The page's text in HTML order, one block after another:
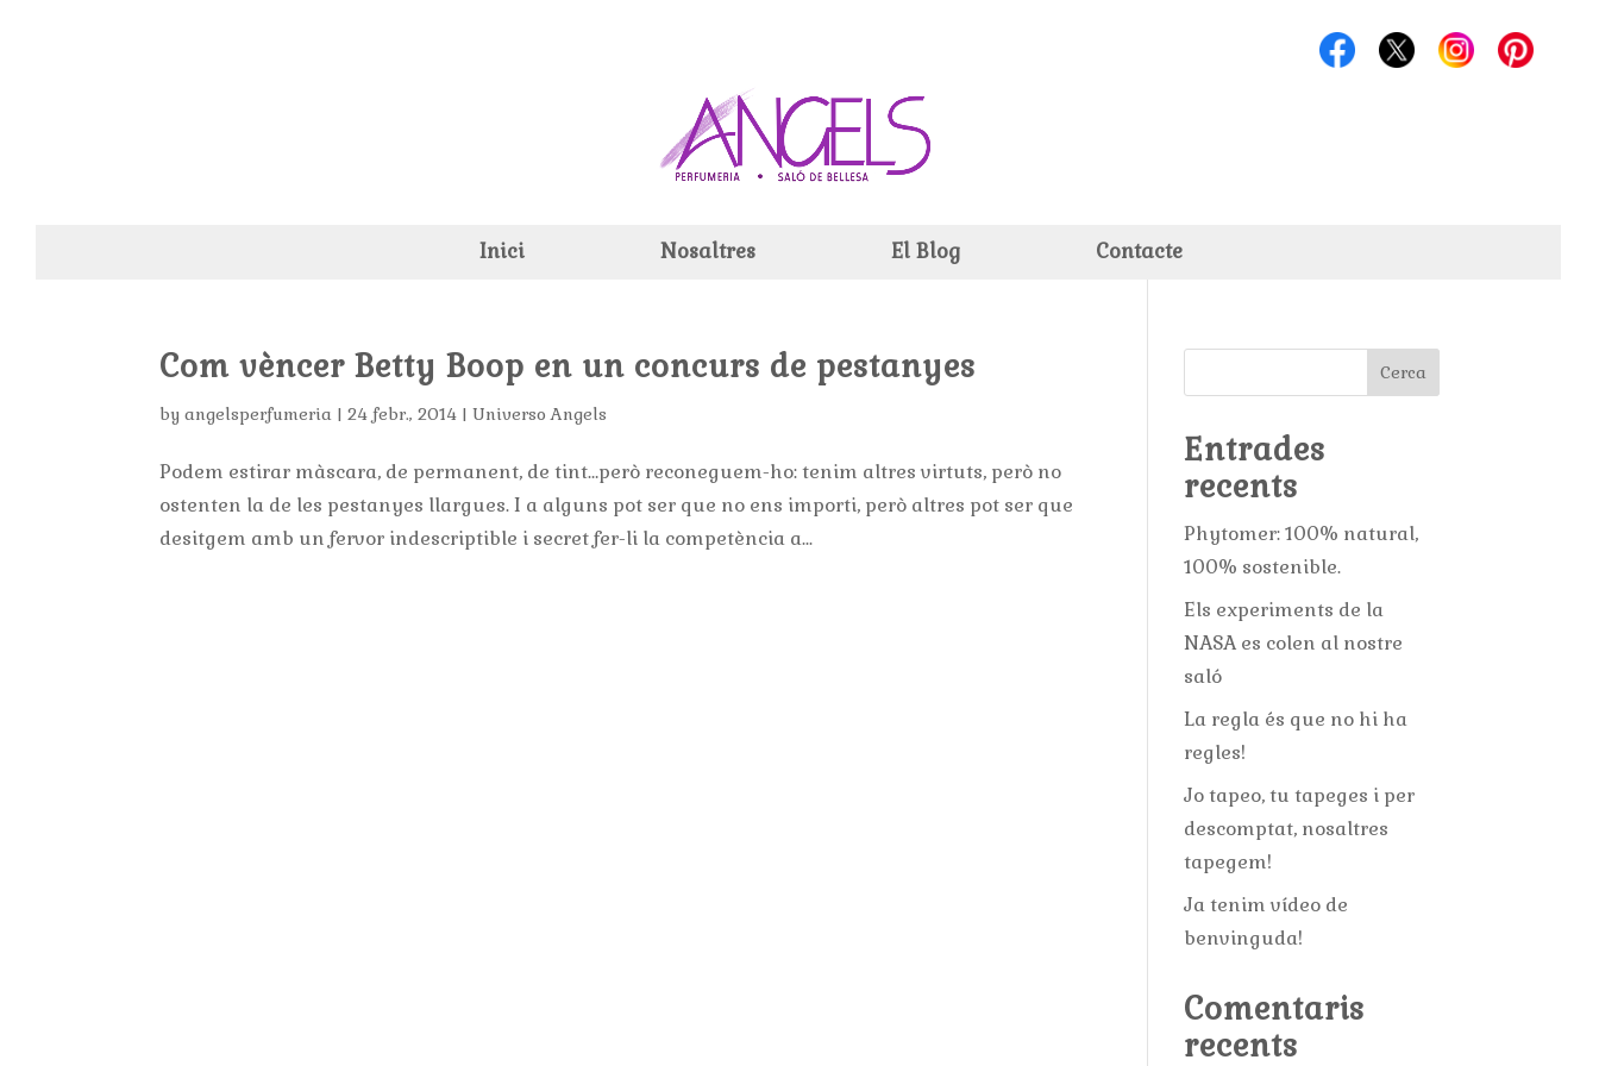
Inici Nosaltres El Blog Contacte
Com vèncer Betty Boop en un concurs de pestanyes
byangelsperfumeria |24 febr., 2014 |Universo Angels
Podem estirar màscara, de permanent, de tint…però reconeguem-ho: tenim altres virtuts, però no
ostenten la de les pestanyes llargues. I a alguns pot ser que no ens importi, però altres pot ser que
desitgem amb un fervor indescriptible i secret fer-li la competència a...
Cerca
Entrades
recents
Phytomer: 100% natural,
100% sostenible.
Els experiments de la
NASA es colen al nostre
saló
La regla és que no hi ha
regles!
Jo tapeo, tu tapeges i per
descomptat, nosaltres
tapegem!
Ja tenim vídeo de
benvinguda!
Comentaris
recents